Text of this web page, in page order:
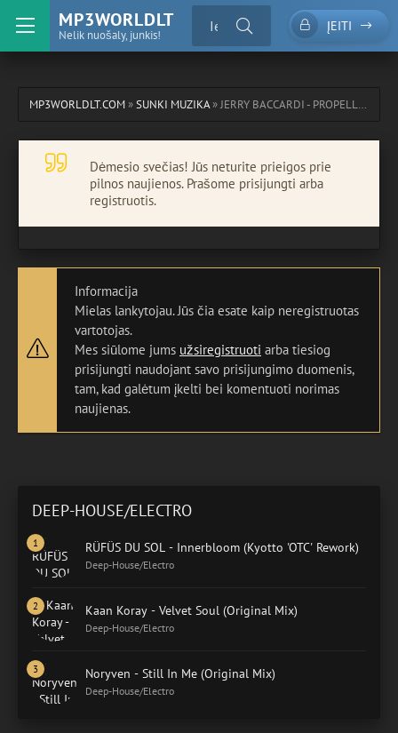
MP3WORLDLT
Nelik nuošaly, junkis!
ĮEITI
MP3WORLDLT.COM»SUNKI MUZIKA» JERRY BACCARDI - PROPELLER (ORIGINAL MIX)
Dėmesio svečias! Jūs neturite prieigos prie
pilnos naujienos. Prašome prisijungti arba
registruotis.
Informacija
Mielas lankytojau. Jūs čia esate kaip neregistruotas
vartotojas.
Mes siūlome jums užsiregistruoti arba tiesiog
prisijungti naudojant savo prisijungimo duomenis,
tam, kad galėtum įkelti bei komentuoti norimas
naujienas.
DEEP-HOUSE/ELECTRO
RÜFÜS DU SOL - Innerbloom (Kyotto 'OTC' Rework)
Deep-House/Electro
Kaan Koray - Velvet Soul (Original Mix)
Deep-House/Electro
Noryven - Still In Me (Original Mix)
Deep-House/Electro